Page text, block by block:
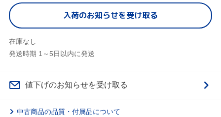
入荷のお知らせを受け取る
在庫なし
発送時期 1～5日以内に発送
値下げのお知らせを受け取る
中古商品の品質・付属品について